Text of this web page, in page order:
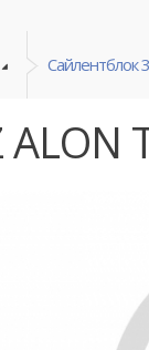
Сайлентблок